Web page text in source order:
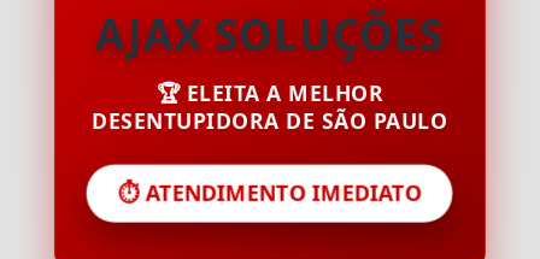
AJAX SOLUÇÕES
🏆 ELEITA A MELHOR
DESENTUPIDORA DE SÃO PAULO
⏱️ ATENDIMENTO IMEDIATO